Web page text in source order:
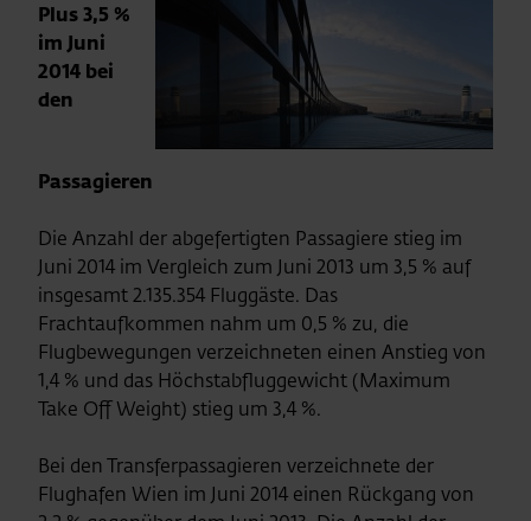
Plus 3,5 %
im Juni
2014 bei
den
Passagieren
Die Anzahl der abgefertigten Passagiere stieg im
Juni 2014 im Vergleich zum Juni 2013 um 3,5 % auf
insgesamt 2.135.354 Fluggäste. Das
Frachtaufkommen nahm um 0,5 % zu, die
Flugbewegungen verzeichneten einen Anstieg von
1,4 % und das Höchstabfluggewicht (Maximum
Take Off Weight) stieg um 3,4 %.
Bei den Transferpassagieren verzeichnete der
Flughafen Wien im Juni 2014 einen Rückgang von